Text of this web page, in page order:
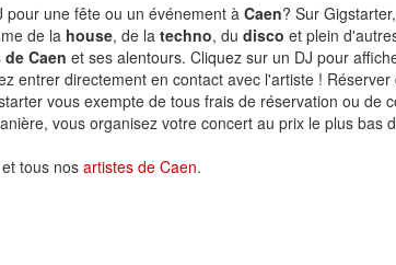
une fête ou un événement à Caen? Sur
de la house, de la techno, du disco et plein
de Caen et ses alentours. Cliquez sur un DJ pour
entrer directement en contact avec l'artiste ! Réserver
vous exempte de tous frais de réservation ou de
vous organisez votre concert au prix le plus bas
et tous nos artistes de Caen.